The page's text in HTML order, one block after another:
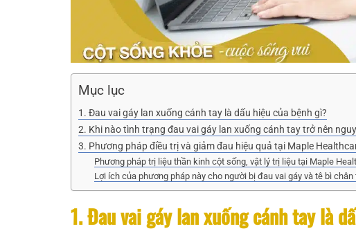
Mục lục
1. Đau vai gáy lan xuống cánh tay là dấu hiệu của bệnh gì?
2. Khi nào tình trạng đau vai gáy lan xuống cánh tay trở nên
3. Phương pháp điều trị và giảm đau hiệu quả tại Maple
Phương pháp trị liệu thần kinh cột sống, vật lý trị liệu tại Maple
Lợi ích của phương pháp này cho người bị đau vai gáy và tê bì chân
1. Đau vai gáy lan xuống cánh tay là